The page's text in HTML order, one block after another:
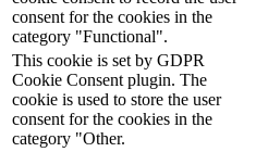
consent for the cookies in the
category "Functional".
This cookie is set by GDPR
Cookie Consent plugin. The
cookie is used to store the user
consent for the cookies in the
category "Other.